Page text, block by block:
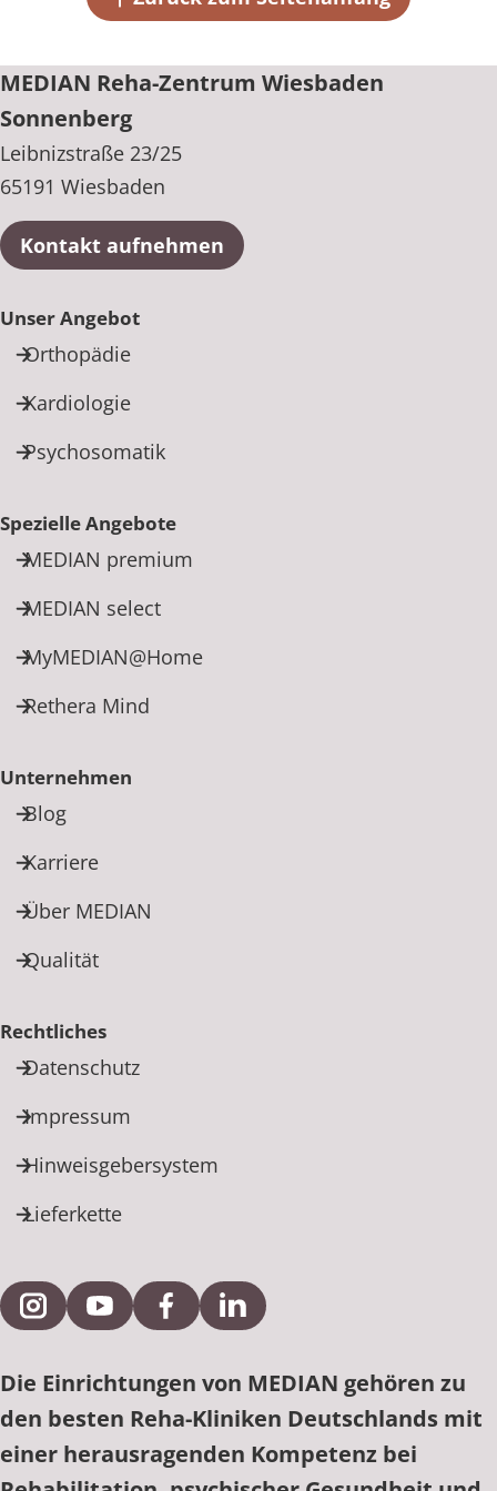
MEDIAN Reha-Zentrum Wiesbaden
Sonnenberg
Leibnizstraße 23/25
65191 Wiesbaden
Kontakt aufnehmen
Unser Angebot
Orthopädie
Kardiologie
Psychosomatik
Spezielle Angebote
MEDIAN premium
MEDIAN select
MyMEDIAN@Home
Rethera Mind
Unternehmen
Blog
Karriere
Über MEDIAN
Qualität
Rechtliches
Datenschutz
Impressum
Hinweisgebersystem
Lieferkette
Externe Verlinkung zu Instagram
Externe Verlinkung zu YouTube
Externe Verlinkung zu Facebook
Externe Verlinkung zu
Die Einrichtungen von MEDIAN gehören zu
den besten Reha-Kliniken Deutschlands mit
einer herausragenden Kompetenz bei